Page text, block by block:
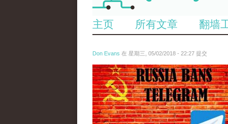
主页 所有文章 翻墙
Don Evans 在 星期三, 05/02/2018 - 22:27 提交
tou_.jpeg